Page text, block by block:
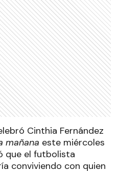
Cinthia Fernández
mañanaeste miércoles
que el futbolista
conviviendo con quien
“Primero que
el abogado de Gisela
Varela y el de él
pretende que sea un
pasando cositas”,
“Pensamos que él
motivo de la
ya no es mas
En ese momento, la
“actual mujer” del ex